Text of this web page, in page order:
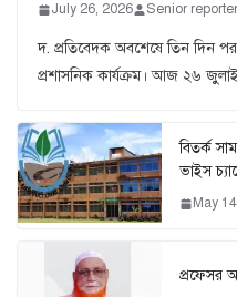
July 26, 2026 Senior reporter
দ. প্রতিবেদক অবশেষে তিন দিন পর
প্রশাসনিক কার্যক্রম। আজ ২৬
বিতর্ক
ভাইস
May
প্রফেসর